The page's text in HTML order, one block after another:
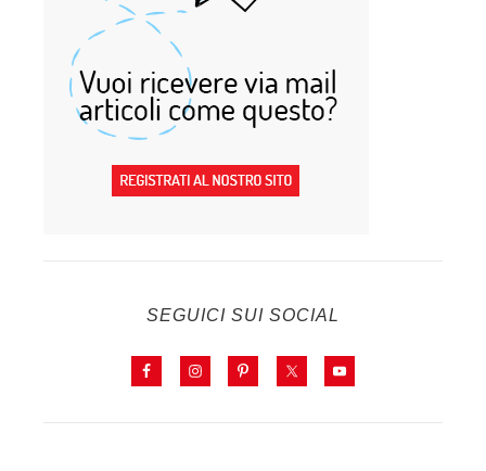
SEGUICI SUI SOCIAL